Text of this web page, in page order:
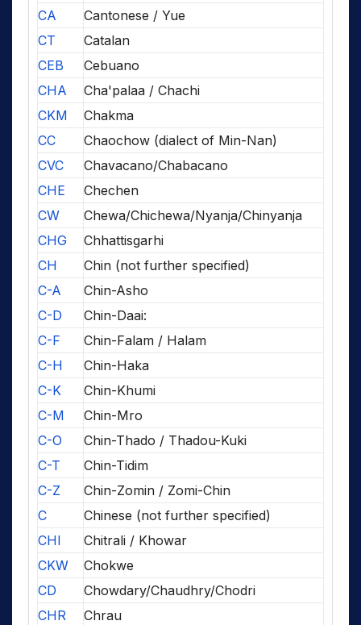
CA
Cantonese / Yue
CT
Catalan
CEB
Cebuano
CHA
Cha'palaa / Chachi
CKM
Chakma
CC
Chaochow (dialect of Min-Nan)
CVC
Chavacano/Chabacano
CHE
Chechen
CW
Chewa/Chichewa/Nyanja/Chinyanja
CHG
Chhattisgarhi
CH
Chin (not further specified)
C-A
Chin-Asho
C-D
Chin-Daai:
C-F
Chin-Falam / Halam
C-H
Chin-Haka
C-K
Chin-Khumi
C-M
Chin-Mro
C-O
Chin-Thado / Thadou-Kuki
C-T
Chin-Tidim
C-Z
Chin-Zomin / Zomi-Chin
C
Chinese (not further specified)
CHI
Chitrali / Khowar
CKW
Chokwe
CD
Chowdary/Chaudhry/Chodri
CHR
Chrau